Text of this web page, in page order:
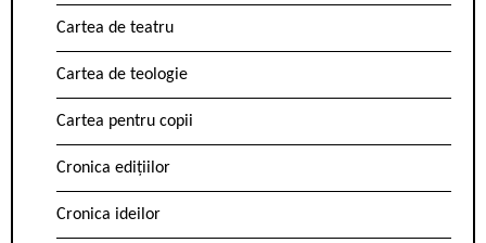
Cartea de teatru
Cartea de teologie
Cartea pentru copii
Cronica edițiilor
Cronica ideilor